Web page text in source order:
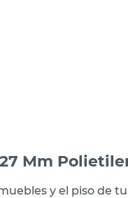
Mm
y el piso de